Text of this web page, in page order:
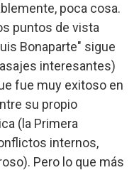
poca cosa.
puntos de vista
Bonaparte" sigue
interesantes)
fue muy exitoso en
su propio
(la Primera
internos,
Pero lo que más